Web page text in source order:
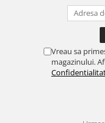
Zgarzi, lese si hamuri
PC, Periferice &
Componente PC
Desktop PC & Monitoare
Imprimante, Scanere &
Vreau sa
magazinului.